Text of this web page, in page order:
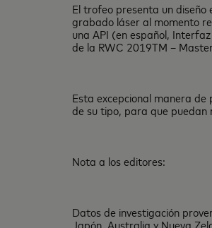
El trofeo presenta un
grabado láser al momento
una API (en español,
de la RWC 2019TM –
Esta excepcional manera
de su tipo, para que puedan
Nota a los editores:
Datos de investigación
Japón, Australia y Nueva